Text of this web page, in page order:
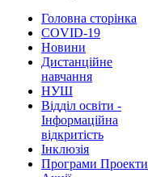
Головна сторінка
COVID-19
Новини
Дистанційне
навчання
НУШ
Відділ освіти -
Інформаційна
відкритість
Інклюзія
Програми Проекти